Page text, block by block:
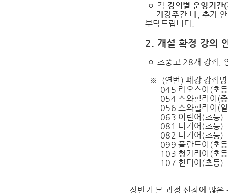
ㅇ 각 강의별 운영기
개강주간 내, 추가 안
부탁드립니다.
2. 개설 확정 강의
ㅇ 초중고 28개 강좌,
※ (연번) 폐강 강좌명
045 라오스어(초
054 스와힐리어(
056 스와힐리어(
063 이란어(초등)
081 터키어(초등)
082 터키어(초등)
099 폴란드어(초
103 헝가리어(초
107 힌디어(초등)
상반기 본 과정 신청에 많은